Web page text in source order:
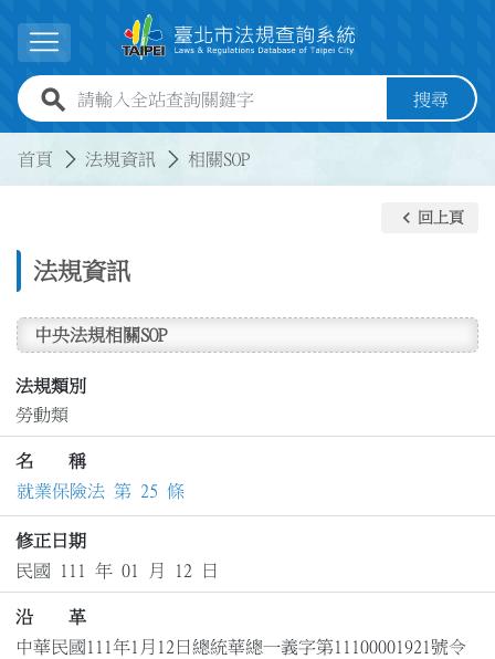
展開選單
全站查詢關鍵字欄位 搜尋
首頁 法規資訊 相關SOP
法規資訊
keyboard_arrow_left 回上頁
中央法規相關SOP
法規類別
勞動類
名 稱
就業保險法 第 25 條
修正日期
民國 111 年 01 月 12 日
沿 革
中華民國111年1月12日總統華總一義字第11100001921號令